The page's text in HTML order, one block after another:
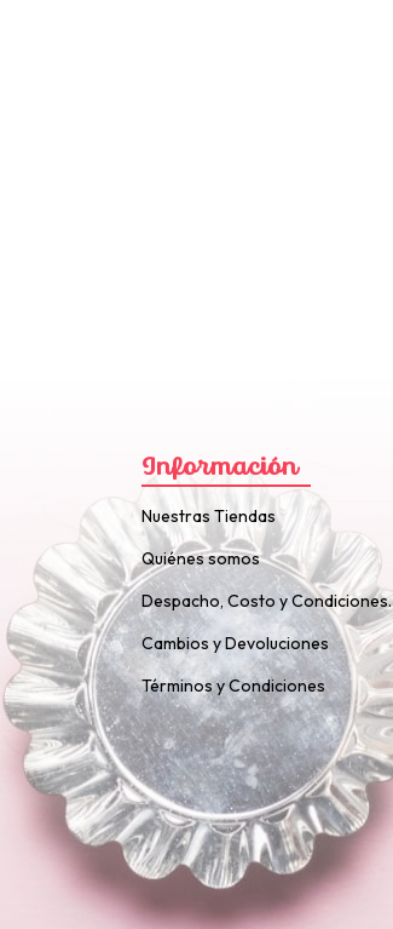
Información
Nuestras Tiendas
Quiénes somos
Despacho, Costo y Condiciones.
Cambios y Devoluciones
Términos y Condiciones